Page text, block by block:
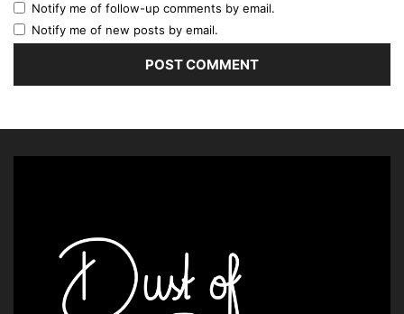
Notify me of follow-up comments by email.
Notify me of new posts by email.